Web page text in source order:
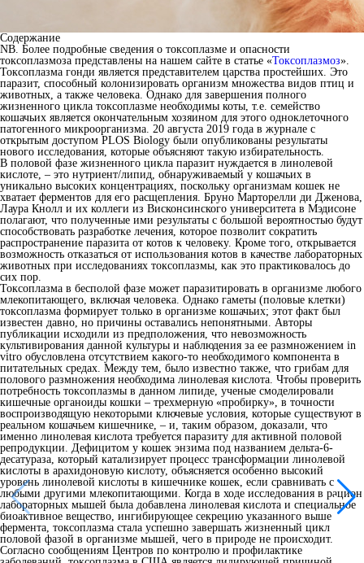
Содержание
NB. Более подробные сведения о токсоплазме и опасности
токсоплазмоза представлены на нашем сайте в статье «Токсоплазмоз».
Токсоплазма гонди является представителем царства простейших. Это
паразит, способный колонизировать организм множества видов птиц и
животных, а также человека. Однако для завершения полного
жизненного цикла токсоплазме необходимы коты, т.е. семейство
кошачьих является окончательным хозяином для этого одноклеточного
патогенного микроорганизма. 20 августа 2019 года в журнале с
открытым доступом PLOS Biology были опубликованы результаты
нового исследования, которые объясняют такую избирательность.
В половой фазе жизненного цикла паразит нуждается в линолевой
кислоте, – это нутриент/липид, обнаруживаемый у кошачьих в
уникально высоких концентрациях, поскольку организмам кошек не
хватает ферментов для его расщепления. Бруно Марторелли ди Дженова,
Лаура Кнолл и их коллеги из Висконсинского университета в Мэдисоне
полагают, что полученные ими результаты с большой вероятностью будут
способствовать разработке лечения, которое позволит сократить
распространение паразита от котов к человеку. Кроме того, открывается
возможность отказаться от использования котов в качестве лабораторных
животных при исследованиях токсоплазмы, как это практиковалось до
сих пор.
Токсоплазма в бесполой фазе может паразитировать в организме любого
млекопитающего, включая человека. Однако гаметы (половые клетки)
токсоплазма формирует только в организме кошачьих; этот факт был
известен давно, но причины оставались непонятными. Авторы
публикации исходили из предположения, что невозможность
культивирования данной культуры и наблюдения за ее размножением in
vitro обусловлена отсутствием какого-то необходимого компонента в
питательных средах. Между тем, было известно также, что грибам для
полового размножения необходима линолевая кислота. Чтобы проверить
потребность токсоплазмы в данном липиде, ученые смоделировали
кишечные органоиды кошки – трехмерную «пробирку», в точности
воспроизводящую некоторыми ключевые условия, которые существуют в
реальном кошачьем кишечнике, – и, таким образом, доказали, что
именно линолевая кислота требуется паразиту для активной половой
репродукции. Дефицитом у кошек энзима под названием дельта-6-
десатураза, который катализирует процесс трансформации линолевой
кислоты в арахидоновую кислоту, объясняется особенно высокий
уровень линолевой кислоты в кишечнике кошек, если сравнивать с
любыми другими млекопитающими. Когда в ходе исследования в рацион
лабораторных мышей была добавлена линолевая кислота и специальное
биоактивное вещество, ингибирующее секрецию указанного выше
фермента, токсоплазма стала успешно завершать жизненный цикл
половой фазой в организме мышей, чего в природе не происходит.
Согласно сообщениям Центров по контролю и профилактике